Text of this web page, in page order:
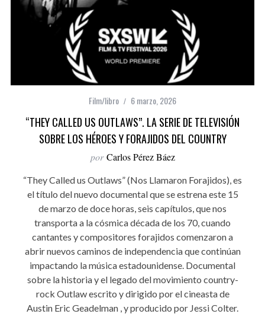
Film/libro 6 marzo, 2026
“THEY CALLED US OUTLAWS”. LA SERIE DE TELEVISIÓN
SOBRE LOS HÉROES Y FORAJIDOS DEL COUNTRY
por Carlos Pérez Báez
“They Called us Outlaws” (Nos Llamaron Forajidos), es
el título del nuevo documental que se estrena este 15
de marzo de doce horas, seis capítulos, que nos
transporta a la cósmica década de los 70, cuando
cantantes y compositores forajidos comenzaron a
abrir nuevos caminos de independencia que continúan
impactando la música estadounidense. Documental
sobre la historia y el legado del movimiento country-
rock Outlaw escrito y dirigido por el cineasta de
Austin Eric Geadelman , y producido por Jessi Colter.